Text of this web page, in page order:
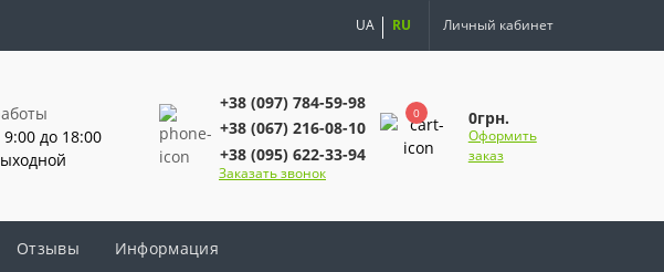
UA RU Личный кабинет
до 18:00
+38 (097) 784-59-98
+38 (067) 216-08-10
+38 (095) 622-33-94
Заказать звонок
0 0грн.
Оформить
заказ
Отзывы Информация